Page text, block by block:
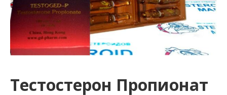
Тестостерон Пропионат